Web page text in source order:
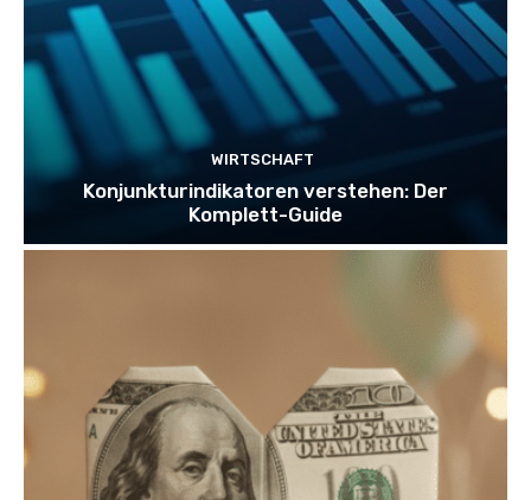
WIRTSCHAFT
Konjunkturindikatoren verstehen: Der
Komplett-Guide